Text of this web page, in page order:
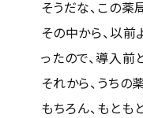
そうだな、この
その中から、以
ったので、導入前
それから、うち
もちろん、もと